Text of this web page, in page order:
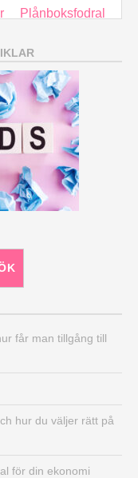
Plånboksfodral
får man tillgång till
hur du väljer rätt på
för din ekonomi